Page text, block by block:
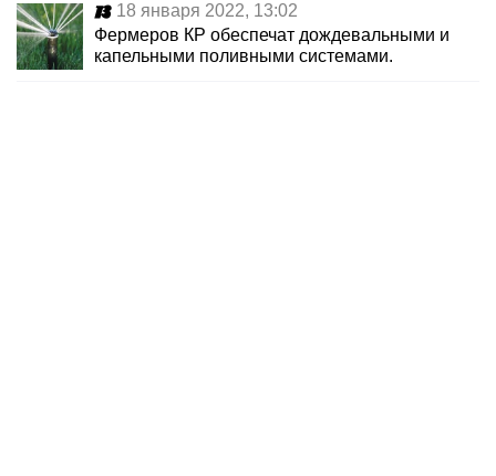
18 января 2022, 13:02
Фермеров КР обеспечат дождевальными и
капельными поливными системами.